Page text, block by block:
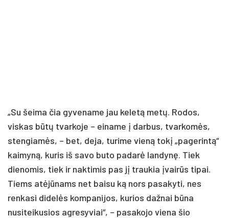
„Su šeima čia gyvename jau keletą metų. Rodos,
viskas būtų tvarkoje – einame į darbus, tvarkomės,
stengiamės, – bet, deja, turime vieną tokį „pagerintą“
kaimyną, kuris iš savo buto padarė landynę. Tiek
dienomis, tiek ir naktimis pas jį traukia įvairūs tipai.
Tiems atėjūnams net baisu ką nors pasakyti, nes
renkasi didelės kompanijos, kurios dažnai būna
nusiteikusios agresyviai“, – pasakojo viena šio